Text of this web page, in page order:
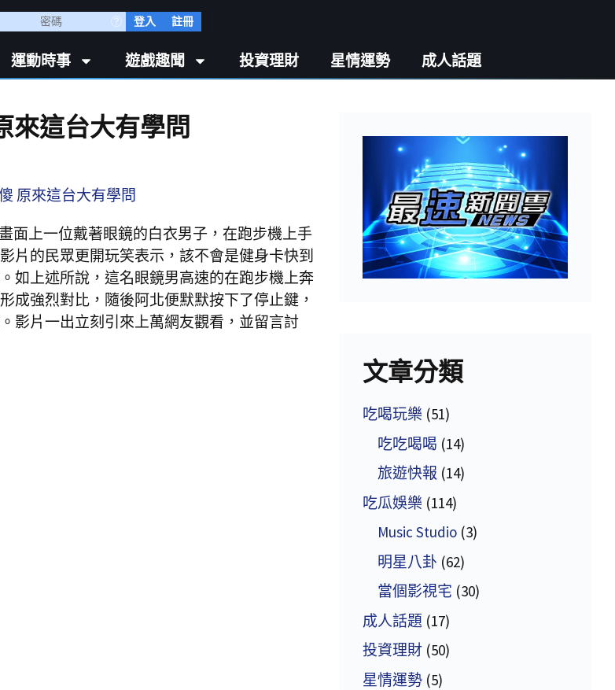
登入 註冊
運動時事 遊戲趣聞 投資理財 星情運勢 成人話題
來這台大有學問
面上一位戴著眼鏡的白衣男子，在跑步機上手
片的民眾更開玩笑表示，該不會是健身卡快到
如上述所說，這名眼鏡男高速的在跑步機上奔
成強烈對比，隨後阿北便默默按下了停止鍵，
影片一出立刻引來上萬網友觀看，並留言討
文章分類
吃喝玩樂 (51)
吃吃喝喝 (14)
旅遊快報 (14)
吃瓜娛樂 (114)
Music Studio (3)
明星八卦 (62)
當個影視宅 (30)
成人話題 (17)
投資理財 (50)
星情運勢 (5)